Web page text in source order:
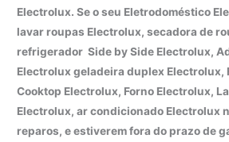
Electrolux. Se o seu Eletrodoméstico
lavar roupas Electrolux, secadora de
refrigerador Side by Side Electrolux,
Electrolux geladeira duplex Electrolux,
Cooktop Electrolux, Forno Electrolux,
Electrolux, ar condicionado Electrolux
reparos, e estiverem fora do prazo de